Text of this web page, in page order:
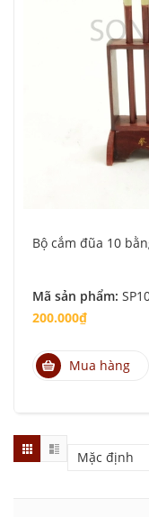
Bộ cắm đũa 10
Mã sản phẩm:
200.000₫
Mua hàng